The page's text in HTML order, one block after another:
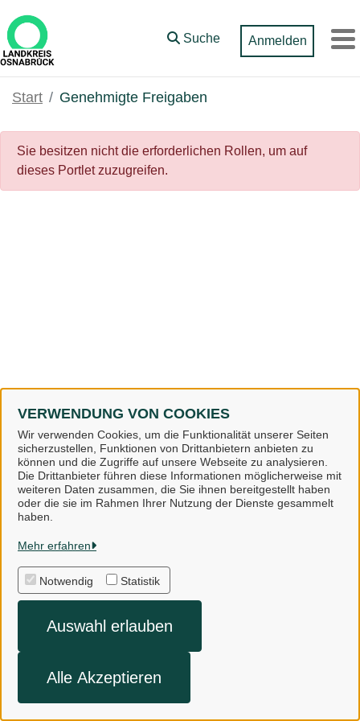
Zum Hauptinhalt springen
VERWENDUNG VON COOKIES
Wir verwenden Cookies, um die Funktionalität unserer Seiten
sicherzustellen, Funktionen von Drittanbietern anbieten zu
können und die Zugriffe auf unsere Webseite zu analysieren.
Die Drittanbieter führen diese Informationen möglicherweise mit
weiteren Daten zusammen, die Sie ihnen bereitgestellt haben
oder die sie im Rahmen Ihrer Nutzung der Dienste gesammelt
haben.
Mehr erfahren
Notwendig Statistik
Auswahl erlauben
Alle Akzeptieren
Suche Anmelden
Start Genehmigte Freigaben
Sie besitzen nicht die erforderlichen Rollen, um auf
dieses Portlet zuzugreifen.
Landkreis Osnabrück
Alle Rechte vorbehalten
Kontakt